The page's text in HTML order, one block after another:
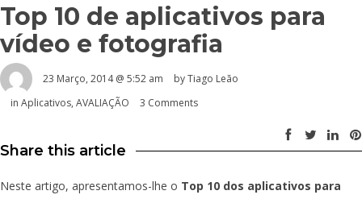
Top 10 de aplicativos para
vídeo e fotografia
23 Março, 2014 @ 5:52 am
by Tiago Leão
in Aplicativos, AVALIAÇÃO 3 Comments
Share this article
Neste artigo, apresentamos-lhe o Top 10 dos aplicativos para